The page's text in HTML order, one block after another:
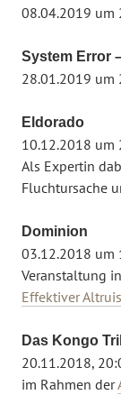
08.04.2019 um
System Error
28.01.2019 um
Eldorado
10.12.2018 um
Als Expertin
Fluchtursache
Dominion
03.12.2018 um
Veranstaltung
Effektiver
Das Kongo
20.11.2018,
im Rahmen der